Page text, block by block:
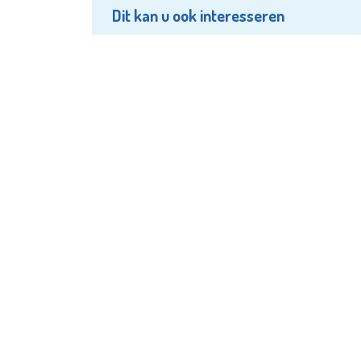
Dit kan u ook interesseren